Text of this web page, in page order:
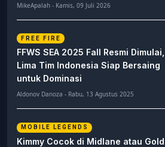
MikeApalah - Kamis, 09 Juli 2026
FREE FIRE
FFWS SEA 2025 Fall Resmi Dimulai,
Lima Tim Indonesia Siap Bersaing
untuk Dominasi
Aldonov Danoza - Rabu, 13 Agustus 2025
MOBILE LEGENDS
Kimmy Cocok di Midlane atau Gold